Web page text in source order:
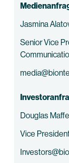
Jasmina
Senior Vice
Douglas
Vice